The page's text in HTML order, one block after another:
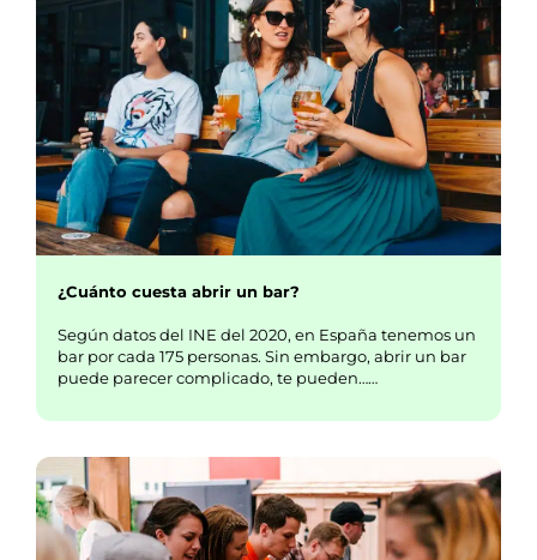
¿Cuánto cuesta abrir un bar?
Según datos del INE del 2020, en España tenemos un
bar por cada 175 personas. Sin embargo, abrir un bar
puede parecer complicado, te pueden……